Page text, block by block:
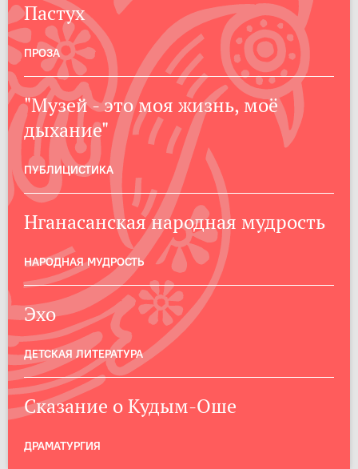
Пастух
ПРОЗА
"Музей - это моя жизнь, моё
дыхание"
ПУБЛИЦИСТИКА
Нганасанская народная мудрость
НАРОДНАЯ МУДРОСТЬ
Эхо
ДЕТСКАЯ ЛИТЕРАТУРА
Сказание о Кудым-Оше
ДРАМАТУРГИЯ